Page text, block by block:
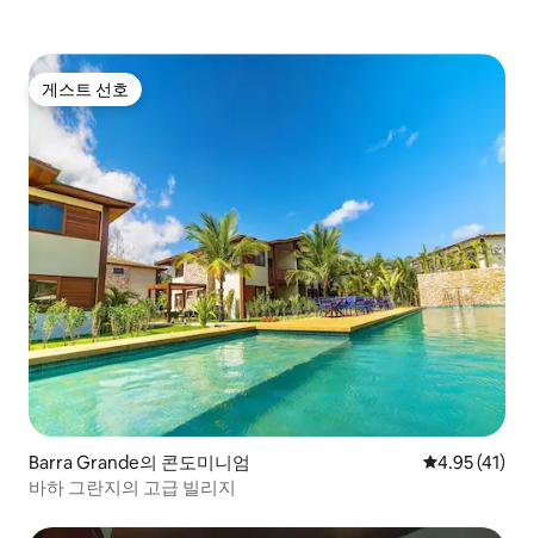
게스트 선호
게스트 선호
Barra Grande의 콘도미니엄 평점 4.95점
4.95 (41)
바하 그란지의 고급 빌리지